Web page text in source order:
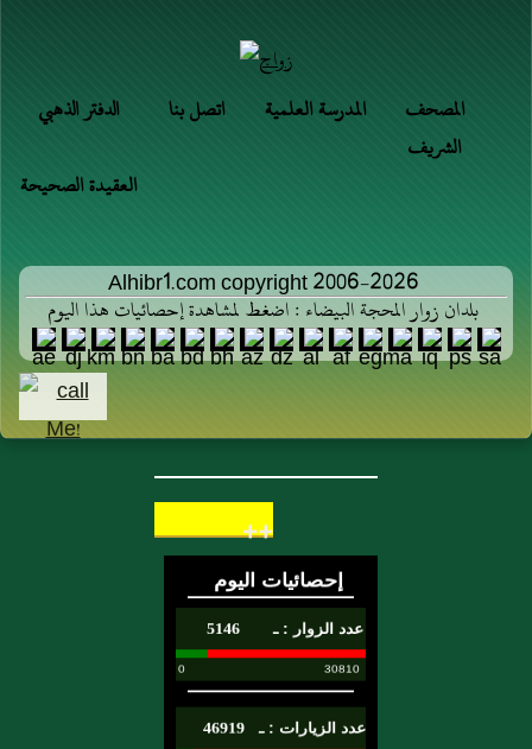
الدفتر الذهبي اتصل بنا المدرسة العلمية
المصحف
الشريف
العقيدة الصحيحة
Alhibr1.com copyright 2006-2026
بلدان زوار المحجة البيضاء : اضغط لمشاهدة إحصائيات هذا اليوم
++